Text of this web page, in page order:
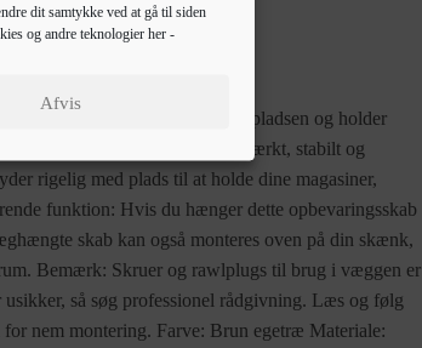
dit samtykke ved at gå til siden
og andre teknologier her -
Afvis
da det maksimerer pladsen og holder
glat overflade, og det er både stærkt, stabilt og
rigelig med plads til at holde dine magasiner,
funktion: Hvis du hænger dette opbevaringsskab
skab kan også monteres oven på din skænk,
Bemærk: Skruer og rawlplugs til brug i væggen er
så søg professionel rådgivning. Læs og følg
nem montering. Farve: Brun egetræ Materiale: